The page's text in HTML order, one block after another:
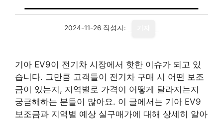
2024-11-26 작성자:
기아 EV9이 전기차 시장에서 핫한 이슈가 되고 있
습니다. 그만큼 고객들이 전기차 구매 시 어떤 보조
금이 있는지, 지역별로 가격이 어떻게 달라지는지
궁금해하는 분들이 많아요. 이 글에서는 기아 EV9
보조금과 지역별 예상 실구매가에 대해 상세히 알아